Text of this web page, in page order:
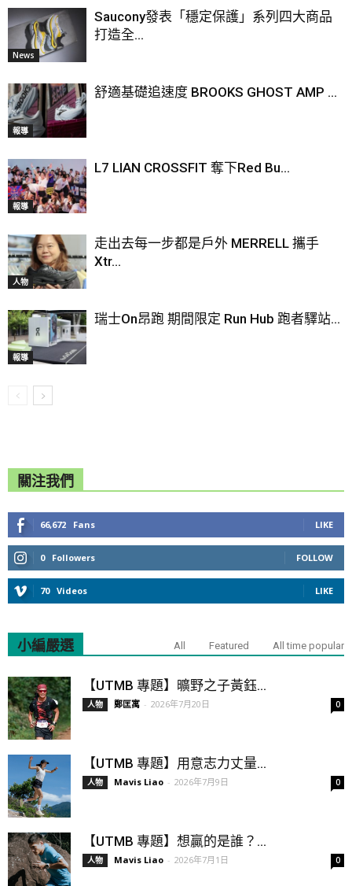
News
Saucony發表「穩定保護」系列四大商品
打造全...
報導
舒適基礎追速度 BROOKS GHOST AMP ...
報導
L7 LIAN CROSSFIT 奪下Red Bu...
人物
走出去每一步都是戶外 MERRELL 攜手
Xtr...
報導
瑞士On昂跑 期間限定 Run Hub 跑者驛站...
關注我們
66,672 Fans LIKE
0 Followers FOLLOW
70 Videos LIKE
小編嚴選 All Featured All time popular
【UTMB 專題】曠野之子黃鈺...
人物 鄭匡寓 - 2026年7月20日 0
【UTMB 專題】用意志力丈量...
人物 Mavis Liao - 2026年7月9日 0
【UTMB 專題】想贏的是誰？...
人物 Mavis Liao - 2026年7月1日 0